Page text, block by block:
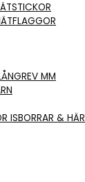
MM
ISBORRAR &